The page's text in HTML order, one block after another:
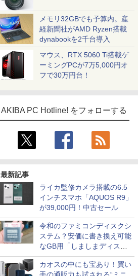
メモリ32GBでも予算内。産
経新聞社がAMD Ryzen搭載
dynabookを2千台導入
マウス、RTX 5060 Ti搭載ゲ
ーミングPCが7万5,000円オ
フで30万円台！
AKIBA PC Hotline! をフォローする
最新記事
ライカ監修カメラ搭載の6.5
インチスマホ「AQUOS R9」
が39,000円！中古セール
令和のファミコンディスクシ
ステム？安価に書き換え可能
なGB用「しましまディスク
システム」
カオスの中にも宝あり！買い